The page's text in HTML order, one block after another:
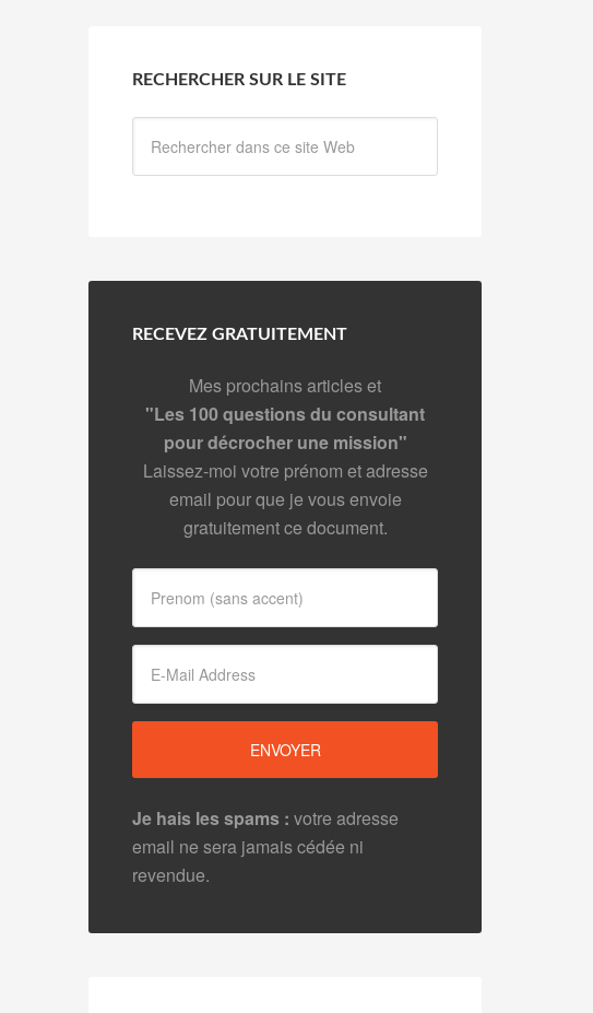
RECHERCHER SUR LE SITE
RECEVEZ GRATUITEMENT
Mes prochains articles et
"Les 100 questions du consultant
pour décrocher une mission"
Laissez-moi votre prénom et adresse
email pour que je vous envoie
gratuitement ce document.
Je hais les spams : votre adresse
email ne sera jamais cédée ni
revendue.